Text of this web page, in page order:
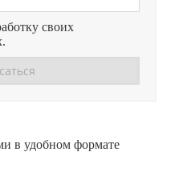
своих
в удобном формате